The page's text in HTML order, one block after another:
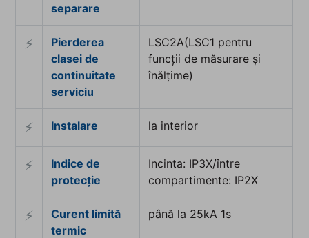
separare
⚡︎
Pierderea
clasei de
continuitate
serviciu
LSC2A(LSC1 pentru
funcții de măsurare și
înălțime)
⚡︎ Instalare la interior
⚡︎
Indice de
protecție
Incinta: IP3X/între
compartimente: IP2X
⚡︎
Curent limită
termic
până la 25kA 1s